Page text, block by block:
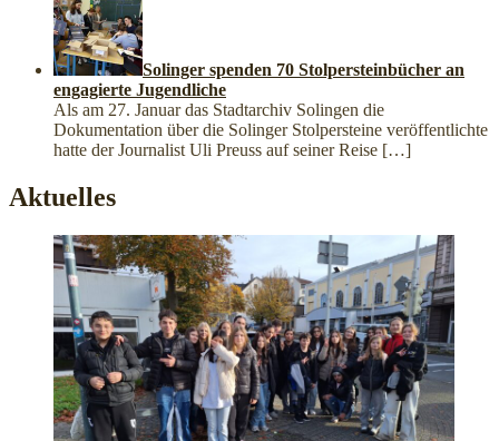
Solinger spenden 70 Stolpersteinbücher an
engagierte Jugendliche
Als am 27. Januar das Stadtarchiv Solingen die
Dokumentation über die Solinger Stolpersteine veröffentlichte
hatte der Journalist Uli Preuss auf seiner Reise […]
Aktuelles